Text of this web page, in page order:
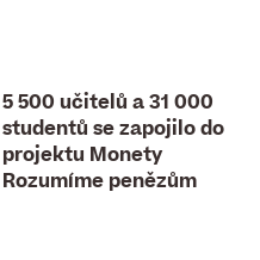
5 500 učitelů a 31 000
studentů se zapojilo do
projektu Monety
Rozumíme penězům